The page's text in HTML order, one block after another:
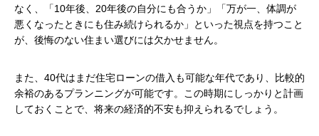
なく、「10年後、20年後の自分にも合うか」「万が一、体調が
悪くなったときにも住み続けられるか」といった視点を持つこと
が、後悔のない住まい選びには欠かせません。
また、40代はまだ住宅ローンの借入も可能な年代であり、比較的
余裕のあるプランニングが可能です。この時期にしっかりと計画
しておくことで、将来の経済的不安も抑えられるでしょう。